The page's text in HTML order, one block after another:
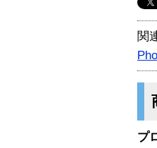
関
プ